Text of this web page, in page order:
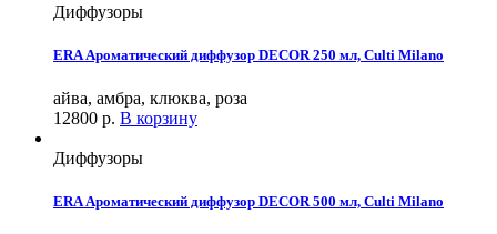
Диффузоры
ERA Ароматический диффузор DECOR 250 мл, Culti Milano
айва, амбра, клюква, роза
12800 р. В корзину
Диффузоры
ERA Ароматический диффузор DECOR 500 мл, Culti Milano